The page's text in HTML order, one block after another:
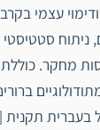
עצמי
מחקר.